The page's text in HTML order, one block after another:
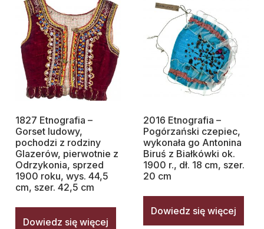
1827 Etnografia –
Gorset ludowy,
pochodzi z rodziny
Glazerów, pierwotnie z
Odrzykonia, sprzed
1900 roku, wys. 44,5
cm, szer. 42,5 cm
Dowiedz się więcej
2016 Etnografia –
Pogórzański czepiec,
wykonała go Antonina
Biruś z Białkówki ok.
1900 r., dł. 18 cm, szer.
20 cm
Dowiedz się więcej